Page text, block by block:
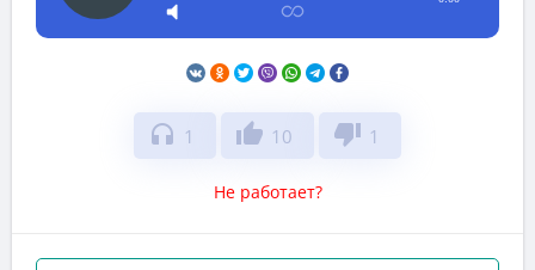
headphones 1 thumb_up 10 thumb_down 1
Не работает?